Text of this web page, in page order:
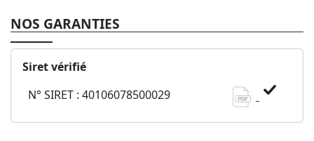
NOS GARANTIES
Siret vérifié
N° SIRET : 40106078500029